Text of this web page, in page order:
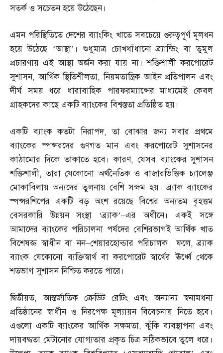
সতর্ক ও সচেতন হয়ে উঠেছেন।
এমন পরিস্থিতিতে দেশের ব্যাংকিং খাতে সবচেয়ে গুরুত্বপূর্ণ মূলধন
হয়ে উঠেছে ‘আস্থা’। শুধুমাত্র চোখধাঁধানো ব্র্যান্ডিং বা তুমুল
প্রচারণায় এই আস্থা অর্জন করা যায় না। শক্তিশালী করপোরেট
সুশাসন,আর্থিক স্থিতিশীলতা,নিয়মতান্ত্রিক আইন প্রতিপালন এবং
দীর্ঘ সময় ধরে ধারাবাহিক পারফরম্যান্সের মাধ্যমেই কেবল
গ্রাহকদের কাছে একটি ব্যাংকের বিশ্বস্ততা প্রতিষ্ঠিত হয়।
একটি ব্যাংক কতটা নিরাপদ,তা বোঝার জন্য সবার প্রথমে
ব্যাংকের স্পন্সরদের গুণগত মান এবং করপোরেট সুশাসনের
কাঠামোর দিকে তাকাতে হবে। কারণ,যেসব ব্যাংকের সুশাসন
শক্তিশালী,তারা যেকোনো অর্থনৈতিক ও বাজারভিত্তিক চ্যালেঞ্জ
মোকাবিলায় অন্যদের তুলনায় বেশি সক্ষম হয়। ব্র্যাক ব্যাংকের
স্পন্সরশিপের একটি বড় অংশ রয়েছে বিশ্বের অন্যতম বৃহত্তম
বেসরকারি উন্নয়ন সংস্থা ‘ব্র্যাক’–এর অধীনে। একই সঙ্গে
আমাদের ব্যাংকের পরিচালনা পর্ষদের বেশিরভাগই আর্থিক খাত
বিশেষজ্ঞ স্বাধীন বা নন–শেয়ারহোল্ডার পরিচালক। ফলে,ব্র্যাক
ব্যাংক যেকোনো ব্যক্তিস্বার্থ বা করপোরেট স্বার্থের ঊর্ধ্বে থেকে
শতভাগ সুশাসন নিশ্চিত করতে পারে।
দ্বিতীয়ত,আন্তর্জাতিক ক্রেডিট রেটিং এবং অন্যান্য স্বনামধন্য
প্রতিষ্ঠানের স্বাধীন ও নিরপেক্ষ মূল্যায়ন বিবেচনায় নিতে হবে।
এগুলো একটি ব্যাংকের আর্থিক সক্ষমতা,ঝুঁকি ব্যবস্থাপনা এবং
দায়বদ্ধতা মেটানোর যোগ্যতার প্রকৃত চিত্র সঠিকভাবে তুলে ধরে।